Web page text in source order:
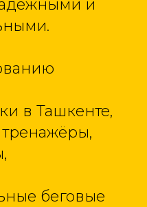
и
в Ташкенте,
беговые